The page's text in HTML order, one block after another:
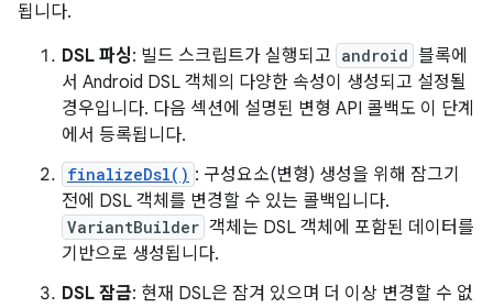
됩니다.
DSL 파싱: 빌드 스크립트가 실행되고 android 블록에
서 Android DSL 객체의 다양한 속성이 생성되고 설정될
경우입니다. 다음 섹션에 설명된 변형 API 콜백도 이 단계
에서 등록됩니다.
finalizeDsl() : 구성요소(변형) 생성을 위해 잠그기
전에 DSL 객체를 변경할 수 있는 콜백입니다.
VariantBuilder 객체는 DSL 객체에 포함된 데이터를
기반으로 생성됩니다.
DSL 잠금: 현재 DSL은 잠겨 있으며 더 이상 변경할 수 없